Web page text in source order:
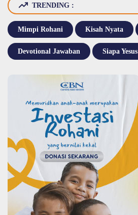
TRENDING :
Mimpi Rohani Kisah Nyata
Devotional Jawaban Siapa Yesus